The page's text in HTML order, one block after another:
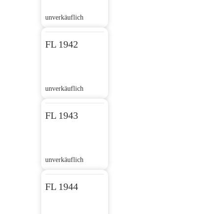
unverkäuflich
FL 1942
unverkäuflich
FL 1943
unverkäuflich
FL 1944